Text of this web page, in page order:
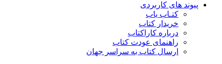
پیوند های کاربردی
کتـاب یاب
خریدار کتاب
درباره کاراکتاب
راهنمای عودت کتاب
ارسال کتاب به سراسر جهان